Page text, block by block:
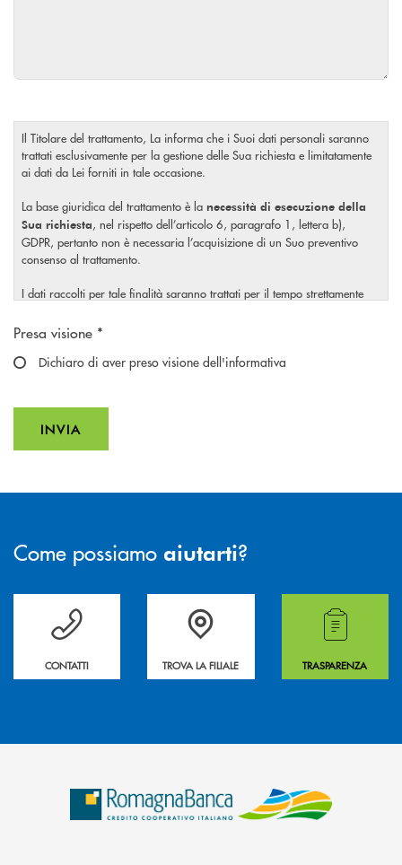
Il Titolare del trattamento, La informa che i Suoi dati personali saranno
trattati esclusivamente per la gestione delle Sua richiesta e limitatamente
ai dati da Lei forniti in tale occasione.
La base giuridica del trattamento è la necessità di esecuzione della
Sua richiesta, nel rispetto dell’articolo 6, paragrafo 1, lettera b),
GDPR, pertanto non è necessaria l’acquisizione di un Suo preventivo
consenso al trattamento.
I dati raccolti per tale finalità saranno trattati per il tempo strettamente
visionare l’informativa completa sul trattamento dei Suoi dati
Scegliere un'opzione
Presa visione *
Dichiaro di aver preso visione dell'informativa
INVIA
Come possiamo aiutarti?
Per ogni necessità compila il form e noi ti richiamiamo
CONTATTI
La&nbsp; Filiale &nbsp;vicina a te. &nbsp;
TROVA LA FILIALE
Hai bisogno di
TRASPARENZA